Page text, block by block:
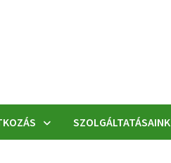
SZOLGÁLTATÁSAINK